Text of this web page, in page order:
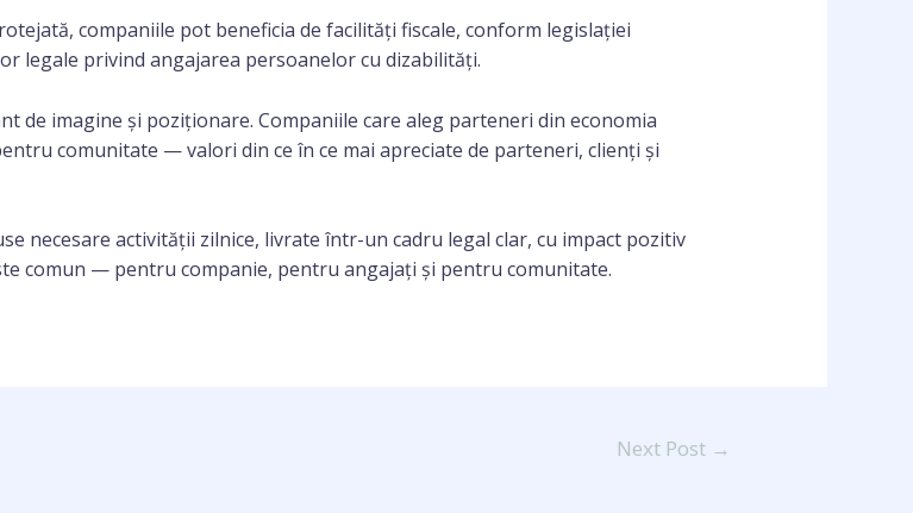
companiile pot beneficia de facilități fiscale, conform legislației
legale privind angajarea persoanelor cu dizabilități.
de imagine și poziționare. Companiile care aleg parteneri din economia
comunitate — valori din ce în ce mai apreciate de parteneri, clienți și
necesare activității zilnice, livrate într-un cadru legal clar, cu impact pozitiv
comun — pentru companie, pentru angajați și pentru comunitate.
Next Post →